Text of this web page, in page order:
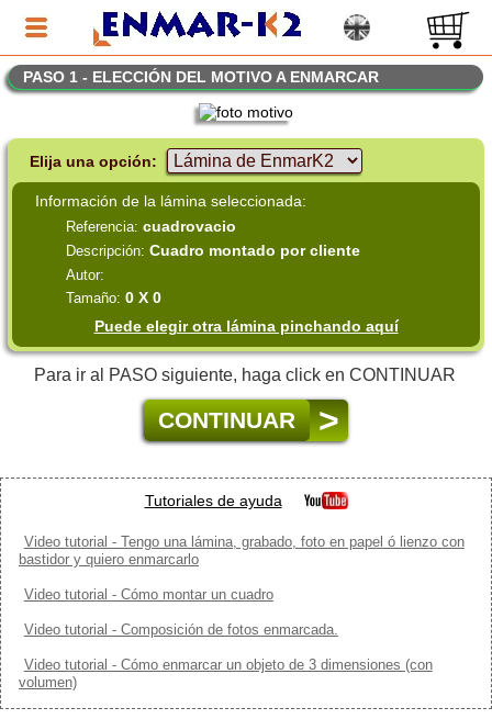
PASO 1 - ELECCIÓN DEL MOTIVO A ENMARCAR
Elija una opción:
Información de la lámina seleccionada:
Referencia: cuadrovacio
Descripción: Cuadro montado por cliente
Autor:
Tamaño: 0 X 0
Puede elegir otra lámina pinchando aquí
Para ir al PASO siguiente, haga click en CONTINUAR
Tutoriales de ayuda
Video tutorial - Tengo una lámina, grabado, foto en papel ó lienzo con
bastidor y quiero enmarcarlo
Video tutorial - Cómo montar un cuadro
Video tutorial - Composición de fotos enmarcada.
Video tutorial - Cómo enmarcar un objeto de 3 dimensiones (con
volumen)